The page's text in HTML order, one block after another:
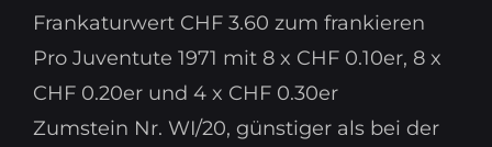
CHF 3.60
CHF 3.00.
Frankaturwert CHF 3.60 zum frankieren
Pro Juventute 1971 mit 8 x CHF 0.10er, 8 x
CHF 0.20er und 4 x CHF 0.30er
Zumstein Nr. WI/20, günstiger als bei der